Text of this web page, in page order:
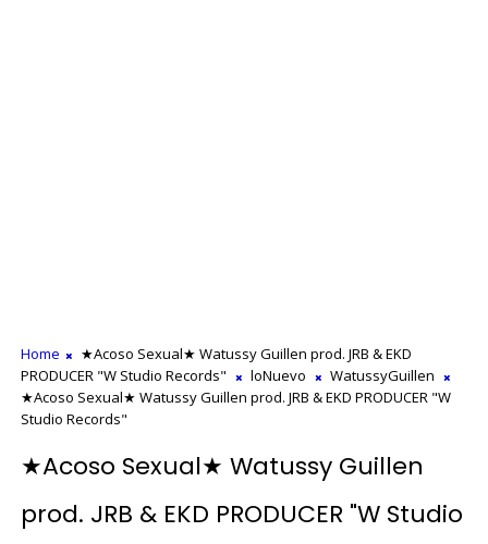
Home
★Acoso Sexual★ Watussy Guillen prod. JRB & EKD
PRODUCER "W Studio Records"
loNuevo
WatussyGuillen
★Acoso Sexual★ Watussy Guillen prod. JRB & EKD PRODUCER "W
Studio Records"
★Acoso Sexual★ Watussy Guillen
prod. JRB & EKD PRODUCER "W Studio